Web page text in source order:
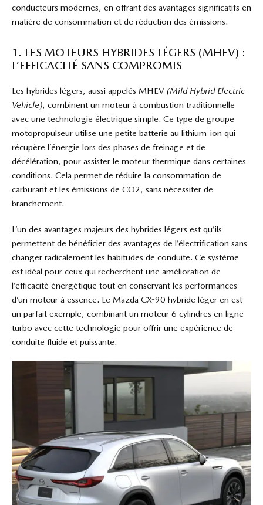
conducteurs modernes, en offrant des avantages significatifs en
matière de consommation et de réduction des émissions.
1. LES MOTEURS HYBRIDES LÉGERS (MHEV) :
L’EFFICACITÉ SANS COMPROMIS
Les hybrides légers, aussi appelés MHEV (Mild Hybrid Electric
Vehicle), combinent un moteur à combustion traditionnelle
avec une technologie électrique simple. Ce type de groupe
motopropulseur utilise une petite batterie au lithium-ion qui
récupère l’énergie lors des phases de freinage et de
décélération, pour assister le moteur thermique dans certaines
conditions. Cela permet de réduire la consommation de
carburant et les émissions de CO2, sans nécessiter de
branchement.
L’un des avantages majeurs des hybrides légers est qu’ils
permettent de bénéficier des avantages de l’électrification sans
changer radicalement les habitudes de conduite. Ce système
est idéal pour ceux qui recherchent une amélioration de
l’efficacité énergétique tout en conservant les performances
d’un moteur à essence. Le Mazda CX-90 hybride léger en est
un parfait exemple, combinant un moteur 6 cylindres en ligne
turbo avec cette technologie pour offrir une expérience de
conduite fluide et puissante.